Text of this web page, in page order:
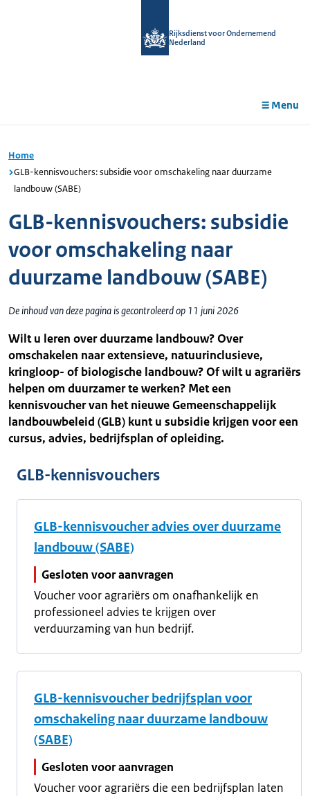
Rijksdienst voor Ondernemend
Nederland
Menu
Home
GLB-kennisvouchers: subsidie voor omschakeling naar duurzame
landbouw (SABE)
GLB-kennisvouchers: subsidie
voor omschakeling naar
duurzame landbouw (SABE)
De inhoud van deze pagina is gecontroleerd op 11 juni 2026
Wilt u leren over duurzame landbouw? Over
omschakelen naar extensieve, natuurinclusieve,
kringloop- of biologische landbouw? Of wilt u agrariërs
helpen om duurzamer te werken? Met een
kennisvoucher van het nieuwe Gemeenschappelijk
landbouwbeleid (GLB) kunt u subsidie krijgen voor een
cursus, advies, bedrijfsplan of opleiding.
GLB-kennisvouchers
GLB-kennisvoucher advies over duurzame
landbouw (SABE)
Gesloten voor aanvragen
Voucher voor agrariërs om onafhankelijk en
professioneel advies te krijgen over
verduurzaming van hun bedrijf.
GLB-kennisvoucher bedrijfsplan voor
omschakeling naar duurzame landbouw
(SABE)
Gesloten voor aanvragen
Voucher voor agrariërs die een bedrijfsplan laten